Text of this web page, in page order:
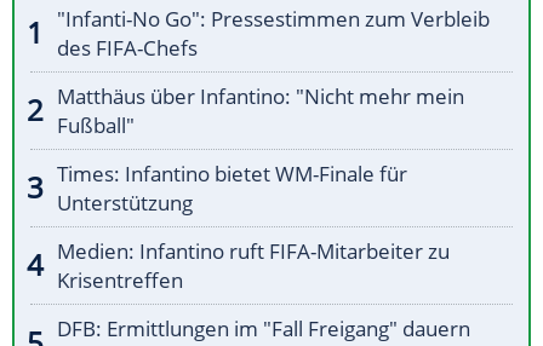
"Infanti-No Go": Pressestimmen zum Verbleib
des FIFA-Chefs
Matthäus über Infantino: "Nicht mehr mein
Fußball"
Times: Infantino bietet WM-Finale für
Unterstützung
Medien: Infantino ruft FIFA-Mitarbeiter zu
Krisentreffen
DFB: Ermittlungen im "Fall Freigang" dauern